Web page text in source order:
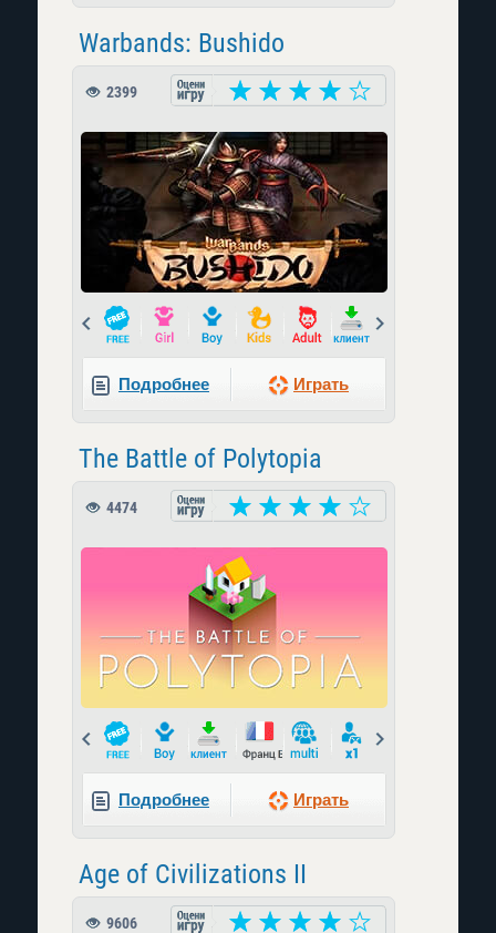
Warbands: Bushido
2399
Prev
Подробнее Играть
The Battle of Polytopia
4474
Prev
Подробнее Играть
Age of Civilizations II
9606